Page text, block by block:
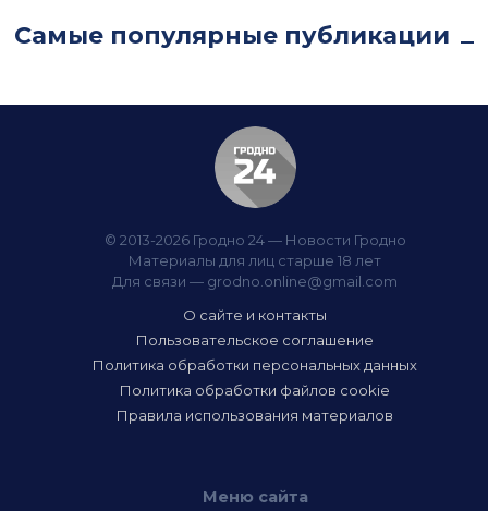
Самые популярные публикации
© 2013-2026 Гродно 24 — Новости Гродно
Материалы для лиц старше 18 лет
Для связи — grodno.online@gmail.com
О сайте и контакты
Пользовательское соглашение
Политика обработки персональных данных
Политика обработки файлов cookie
Правила использования материалов
Меню сайта